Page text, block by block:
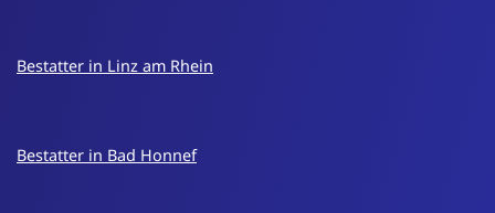
Bestatter in Linz am Rhein
Bestatter in Bad Honnef